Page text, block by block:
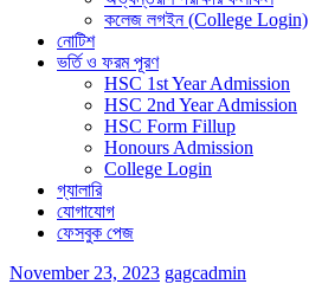
কলেজ লগইন (College Login)
নোটিশ
ভর্তি ও ফরম পূরণ
HSC 1st Year Admission
HSC 2nd Year Admission
HSC Form Fillup
Honours Admission
College Login
গ্যালারি
যোগাযোগ
ফেসবুক পেজ
November 23, 2023 gagcadmin